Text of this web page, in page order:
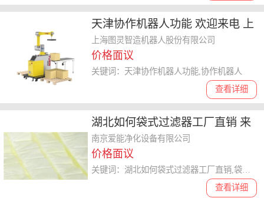
天津协作机器人功能 欢迎来电 上
海图灵智造机器人股份供应
上海图灵智造机器人股份有限公司
价格面议
查看详细
关键词：天津协作机器人功能,协作机器人
湖北如何袋式过滤器工厂直销 来
电咨询 南京爱能净化设备供应
南京爱能净化设备有限公司
价格面议
查看详细